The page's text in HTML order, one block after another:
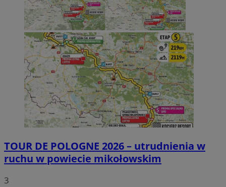
TOUR DE POLOGNE 2026 – utrudnienia w
ruchu w powiecie mikołowskim
3